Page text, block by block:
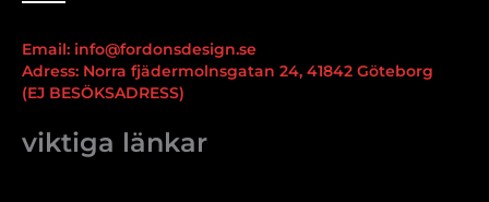
Email: info@fordonsdesign.se
Adress: Norra fjädermolnsgatan 24, 41842 Göteborg
(EJ BESÖKSADRESS)
viktiga länkar